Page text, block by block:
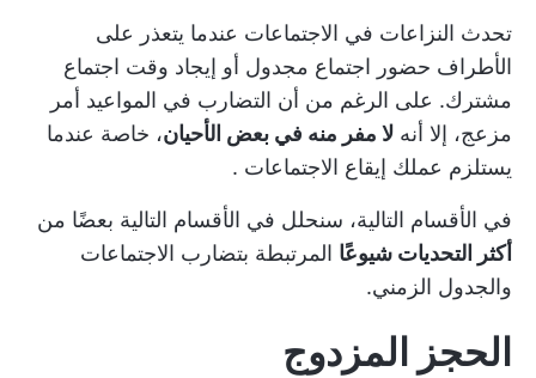
تحدث النزاعات في الاجتماعات عندما يتعذر على
الأطراف حضور اجتماع مجدول أو إيجاد وقت اجتماع
مشترك. على الرغم من أن التضارب في المواعيد أمر
مزعج، إلا أنه لا مفر منه في بعض الأحيان، خاصة عندما
يستلزم عملك إيقاع الاجتماعات .
في الأقسام التالية، سنحلل في الأقسام التالية بعضًا من
أكثر التحديات شيوعًا المرتبطة بتضارب الاجتماعات
والجدول الزمني.
الحجز المزدوج